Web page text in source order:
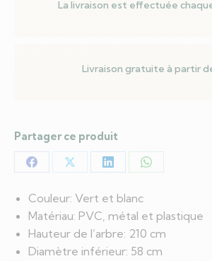
Couleur: Vert et blanc
Matériau: PVC, métal et plastique
Hauteur de l’arbre: 210 cm
Diamètre inférieur: 58 cm
La livraison est effectuée
Livraison gratuite à partir
Partager ce produit
Partager
sur
Facebook
Partager
sur
X
Partager
sur
LinkedIn
Partager
WhatsApp